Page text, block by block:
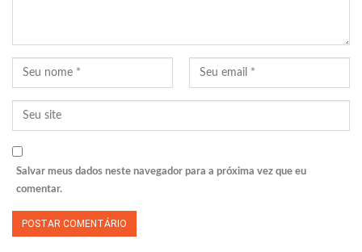
Salvar meus dados neste navegador para a próxima vez que eu
comentar.